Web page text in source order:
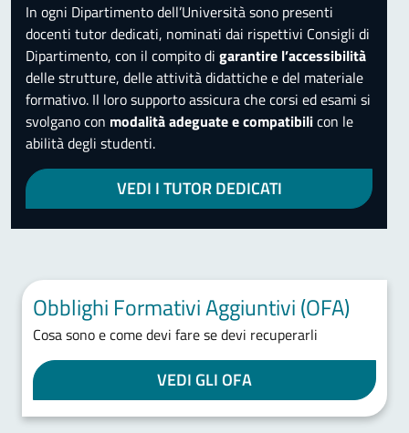
In ogni Dipartimento dell’Università sono presenti
docenti tutor dedicati, nominati dai rispettivi Consigli di
Dipartimento, con il compito di garantire l’accessibilità
delle strutture, delle attività didattiche e del materiale
formativo. Il loro supporto assicura che corsi ed esami si
svolgano con modalità adeguate e compatibilicon le
abilità degli studenti.
VEDI I TUTOR DEDICATI
Obblighi Formativi Aggiuntivi (OFA)
Cosa sono e come devi fare se devi recuperarli
VEDI GLI OFA